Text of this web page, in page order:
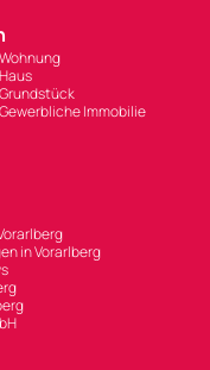
Immobilie
in Vorarlberg